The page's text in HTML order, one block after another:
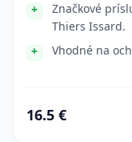
Značkové
Thiers Issard.
Vhodné na
16.5 €